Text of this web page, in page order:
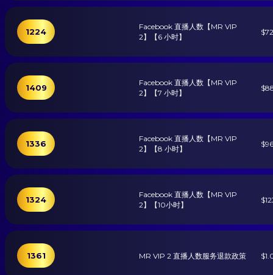
1224
Facebook 直播人数【MR VIP
2】【6 小时】
1409
Facebook 直播人数【MR VIP
2】【7 小时】
1336
Facebook 直播人数【MR VIP
2】【8 小时】
1324
Facebook 直播人数【MR VIP
2】【10小时】
1361 MR VIP 2 直播人数服务退款政策